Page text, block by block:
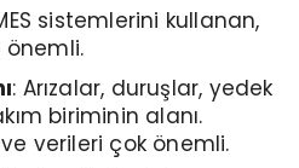
sistemlerini kullanan,
önemli.
: Arızalar, duruşlar, yedek
biriminin alanı.
verileri çok önemli.